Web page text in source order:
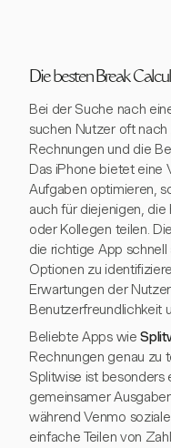
Die besten Break
Bei der Suche nach
suchen Nutzer oft nach
Rechnungen und die
Das iPhone bietet eine
Aufgaben optimieren,
auch für diejenigen, die
oder Kollegen teilen.
die richtige App
Optionen zu
Erwartungen der
Benutzerfreundlichkeit
Beliebte Apps wie
Rechnungen genau zu
Splitwise ist
gemeinsamer
während Venmo
einfache Teilen von